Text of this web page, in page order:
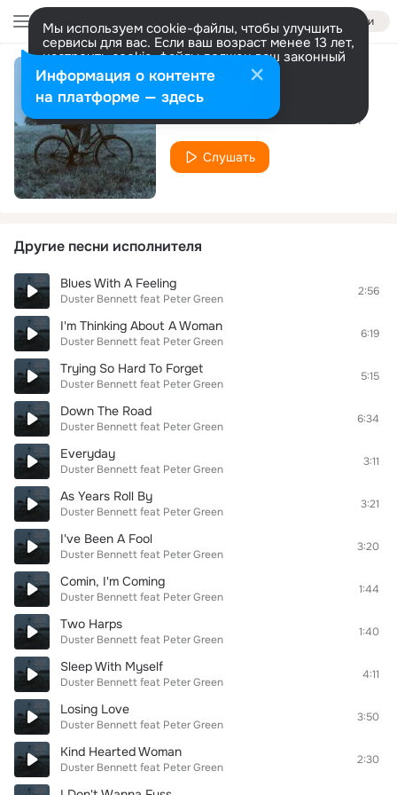
Войти
Мы используем cookie-файлы, чтобы улучшить
сервисы для вас. Если ваш возраст менее 13 лет,
настроить cookie-файлы должен ваш законный
представитель. Больше информации
Разрешить все Настроить
I Wonder, I Wonder
Duster Bennett feat Peter Green
Слушать
Другие песни исполнителя
Blues With A Feeling
Duster Bennett feat Peter Green
2:56
I'm Thinking About A Woman
Duster Bennett feat Peter Green
6:19
Trying So Hard To Forget
Duster Bennett feat Peter Green
5:15
Down The Road
Duster Bennett feat Peter Green
6:34
Everyday
Duster Bennett feat Peter Green
3:11
As Years Roll By
Duster Bennett feat Peter Green
3:21
I've Been A Fool
Duster Bennett feat Peter Green
3:20
Comin, I'm Coming
Duster Bennett feat Peter Green
1:44
Two Harps
Duster Bennett feat Peter Green
1:40
Sleep With Myself
Duster Bennett feat Peter Green
4:11
Losing Love
Duster Bennett feat Peter Green
3:50
Kind Hearted Woman
Duster Bennett feat Peter Green
2:30
Информация о контенте
на платформе — здесь